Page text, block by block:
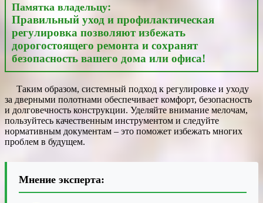
Памятка владельцу:
Правильный уход и профилактическая
регулировка позволяют избежать
дорогостоящего ремонта и сохранят
безопасность вашего дома или офиса!
Таким образом, системный подход к регулировке и уходу
за дверными полотнами обеспечивает комфорт, безопасность
и долговечность конструкции. Уделяйте внимание мелочам,
пользуйтесь качественным инструментом и следуйте
нормативным документам – это поможет избежать многих
проблем в будущем.
Мнение эксперта: